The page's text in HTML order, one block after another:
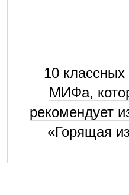
10 классных
МИФа,
рекомендует
«Горящая